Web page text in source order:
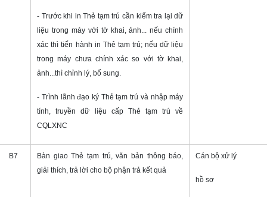
- Trước khi in Thẻ tạm trú cần kiểm tra lại dữ
liệu trong máy với tờ khai, ảnh... nếu chính
xác thì tiến hành in Thẻ tạm trú; nếu dữ liệu
trong máy chưa chính xác so với tờ khai,
ảnh...thì chỉnh lý, bổ sung.
- Trình lãnh đạo ký Thẻ tạm trú và nhập máy
tính, truyền dữ liệu cấp Thẻ tạm trú về
CQLXNC
B7
Bàn giao Thẻ tạm trú, văn bản thông báo,
giải thích, trả lời cho bộ phận trả kết quả
Cán bộ xử lý
hồ sơ